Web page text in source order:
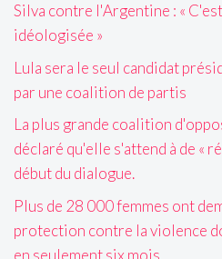
Silva contre l'Argentine : «
idéologisée »
Lula sera le seul candidat
par une coalition de partis
La plus grande coalition
déclaré qu'elle s'attend à de «
début du dialogue.
Plus de 28 000 femmes ont
protection contre la violence
en seulement six mois